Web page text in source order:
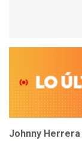
Johnny Herrera